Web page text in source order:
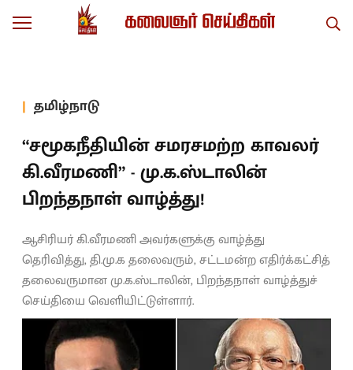
தமிழ்நாடு
“சமூகநீதியின் சமரசமற்ற காவலர்
கி.வீரமணி” - மு.க.ஸ்டாலின்
பிறந்தநாள் வாழ்த்து!
ஆசிரியர் கி.வீரமணி அவர்களுக்கு வாழ்த்து
தெரிவித்து, தி.மு.க தலைவரும், சட்டமன்ற எதிர்க்கட்சித்
தலைவருமான மு.க.ஸ்டாலின், பிறந்தநாள் வாழ்த்துச்
செய்தியை வெளியிட்டுள்ளார்.